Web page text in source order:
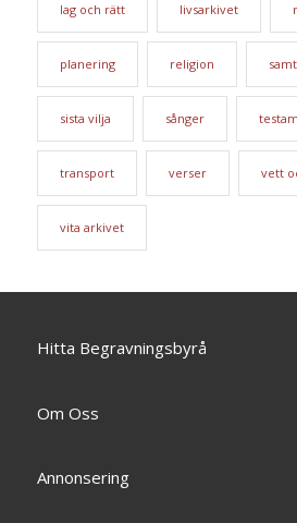
lag och rätt livsarkivet
planering religion
sista vilja sånger
transport verser vett
vita arkivet
Hitta Begravningsbyrå
Om Oss
Annonsering